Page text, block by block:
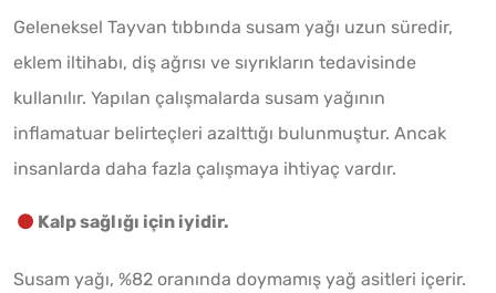
Geleneksel Tayvan tıbbında susam yağı uzun süredir,
eklem iltihabı, diş ağrısı ve sıyrıkların tedavisinde
kullanılır. Yapılan çalışmalarda susam yağının
inflamatuar belirteçleri azalttığı bulunmuştur. Ancak
insanlarda daha fazla çalışmaya ihtiyaç vardır.
Kalp sağlığı için iyidir.
Susam yağı, %82 oranında doymamış yağ asitleri içerir.